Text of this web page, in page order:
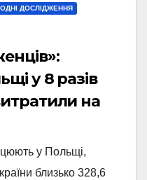
ДОСЛІДЖЕННЯ
у 8 разів
на
у Польщі,
близько 328,6